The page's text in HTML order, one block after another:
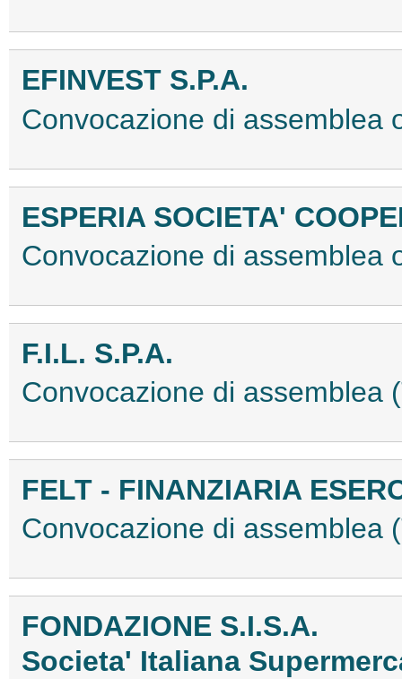
EFINVEST S.P.A.
Convocazione di assemblea
ESPERIA SOCIETA'
Convocazione di assemblea
F.I.L. S.P.A.
Convocazione di assemblea
FELT - FINANZIARIA
Convocazione di assemblea
FONDAZIONE S.I.S.A.
Societa' Italiana